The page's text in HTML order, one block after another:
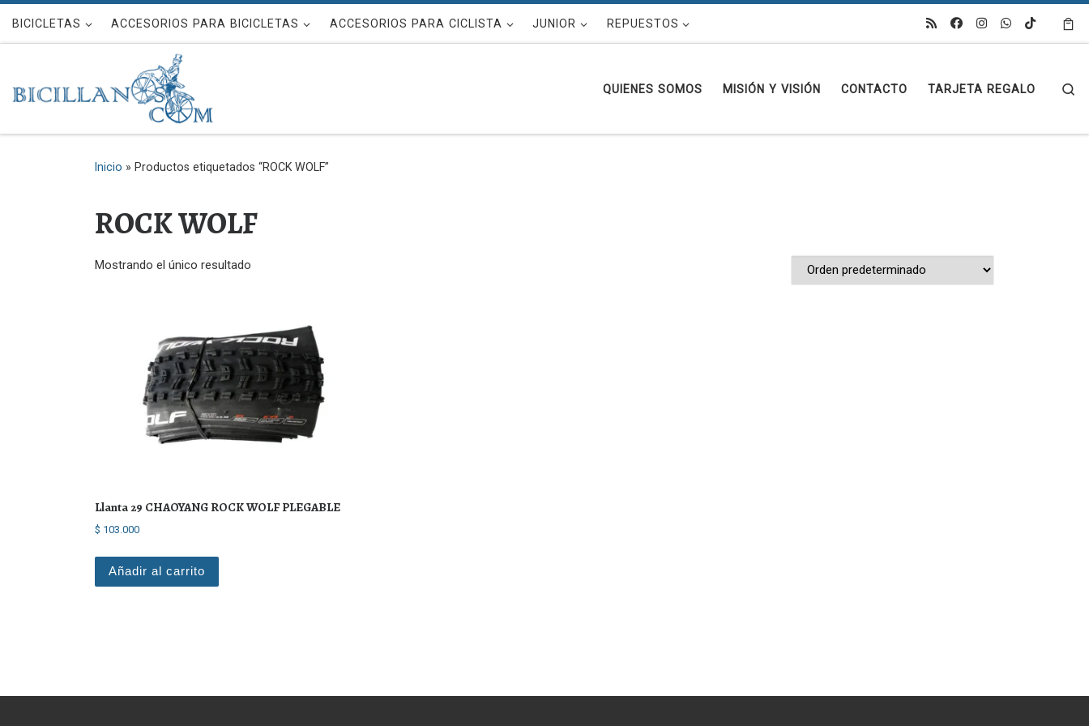
Saltar al contenido
BICICLETAS ACCESORIOS PARA BICICLETAS ACCESORIOS PARA CICLISTA JUNIOR REPUESTOS
QUIENES SOMOS MISIÓN Y VISIÓN CONTACTO TARJETA REGALO
Inicio » Productos etiquetados “ROCK WOLF”
ROCK WOLF
Mostrando el único resultado
Llanta 29 CHAOYANG ROCK WOLF PLEGABLE
$ 103.000
Añadir al carrito